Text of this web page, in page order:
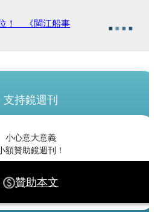
！ 《閩江船事
支持鏡週刊
小心意大意義
額贊助鏡週刊！
贊助本文